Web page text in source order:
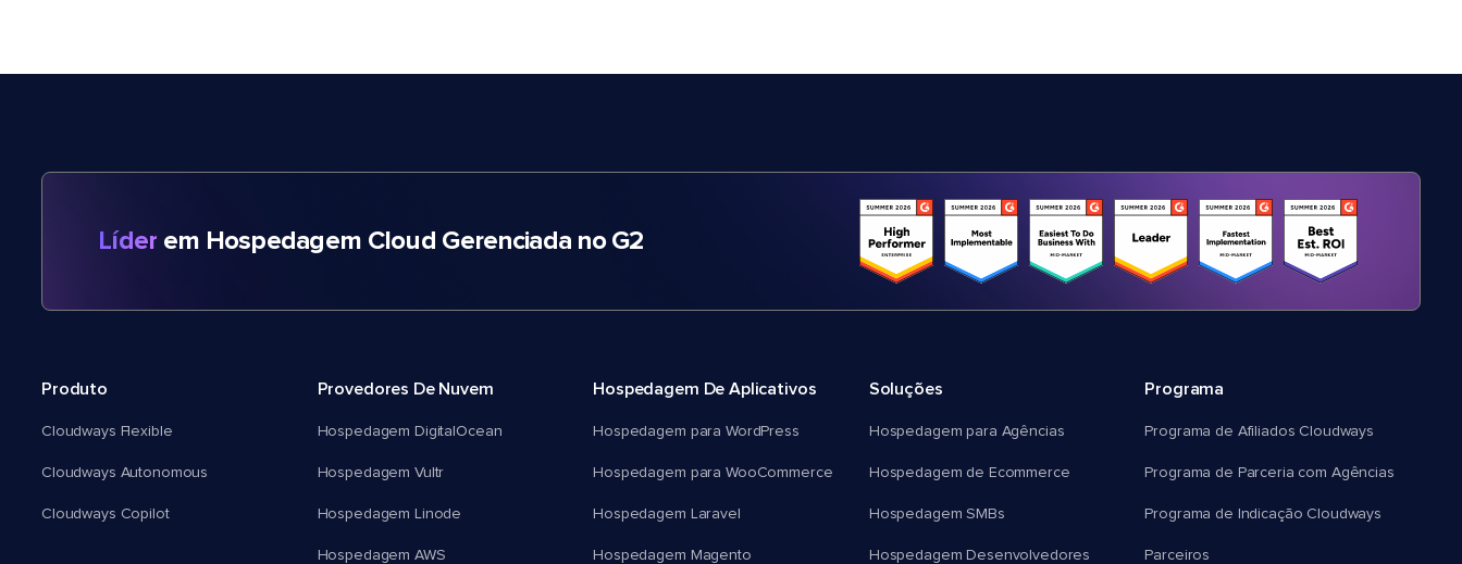
Líder em Hospedagem Cloud Gerenciada no G2
Produto
Cloudways Flexible
Cloudways Autonomous
Cloudways Copilot
Provedores De Nuvem
Hospedagem DigitalOcean
Hospedagem Vultr
Hospedagem Linode
Hospedagem AWS
Hospedagem De Aplicativos
Hospedagem para WordPress
Hospedagem para WooCommerce
Hospedagem Laravel
Hospedagem Magento
Soluções
Hospedagem para Agências
Hospedagem de Ecommerce
Hospedagem SMBs
Hospedagem Desenvolvedores
Programa
Programa de Afiliados Cloudways
Programa de Parceria com Agências
Programa de Indicação Cloudways
Parceiros